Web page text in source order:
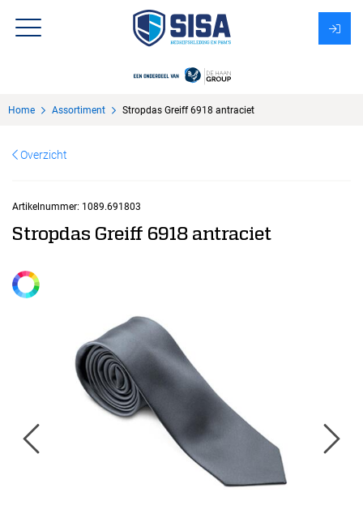
Over Sisa
KMS
Uitzendbureau?
Home Assortiment Stropdas Greiff 6918 antraciet
Overzicht
Artikelnummer: 1089.691803
Stropdas Greiff 6918 antraciet